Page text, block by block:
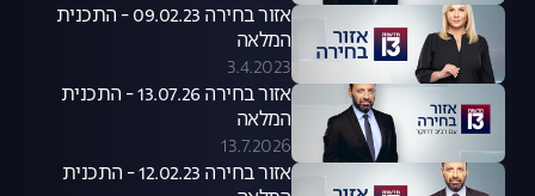
אזור בחירה 09.02.23 - התכנית
המלאה
3.4.2023
אזור בחירה 13.07.26 - התכנית
המלאה
13.7.2026
אזור בחירה 12.02.23 - התכנית